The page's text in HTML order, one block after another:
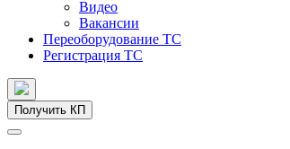
Видео
Вакансии
Переоборудование ТС
Регистрация ТС
Получить КП